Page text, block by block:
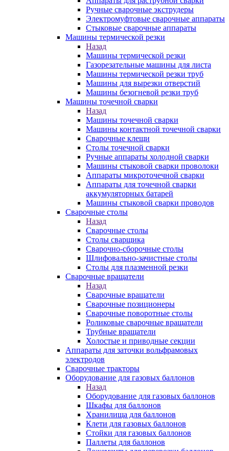
Ручные сварочные экструдеры
Электромуфтовые сварочные аппараты
Стыковые сварочные аппараты
Машины термической резки
Назад
Машины термической резки
Газорезательные машины для листа
Машины термической резки труб
Машины для вырезки отверстий
Машины безогневой резки труб
Машины точечной сварки
Назад
Машины точечной сварки
Машины контактной точечной сварки
Сварочные клещи
Столы точечной сварки
Ручные аппараты холодной сварки
Машины стыковой сварки проволоки
Аппараты микроточечной сварки
Аппараты для точечной сварки
аккумуляторных батарей
Машины стыковой сварки проводов
Сварочные столы
Назад
Сварочные столы
Столы сварщика
Сварочно-сборочные столы
Шлифовально-зачистные столы
Столы для плазменной резки
Сварочные вращатели
Назад
Сварочные вращатели
Сварочные позиционеры
Сварочные поворотные столы
Роликовые сварочные вращатели
Трубные вращатели
Холостые и приводные секции
Аппараты для заточки вольфрамовых
электродов
Сварочные тракторы
Оборудование для газовых баллонов
Назад
Оборудование для газовых баллонов
Шкафы для баллонов
Хранилища для баллонов
Клети для газовых баллонов
Стойки для газовых баллонов
Паллеты для баллонов